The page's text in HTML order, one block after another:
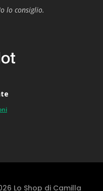
lo consiglio.
Lo Shop di Camilla